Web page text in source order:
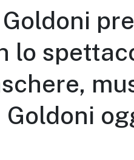
lo
Goldoni